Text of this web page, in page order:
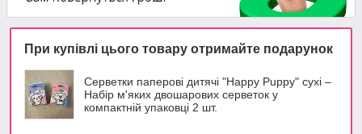
При купівлі цього товару отримайте подарунок
Серветки паперові дитячі "Happy Puppy" сухі –
Набір м'яких двошарових серветок у
компактній упаковці 2 шт.